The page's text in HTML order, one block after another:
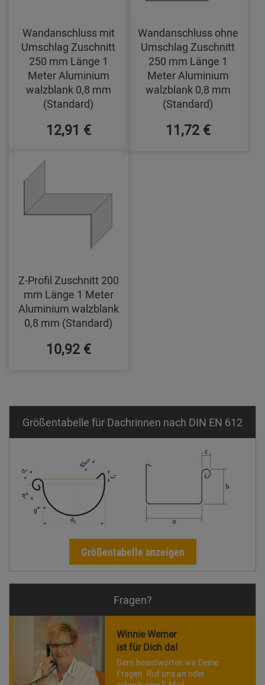
Wandanschluss mit
Umschlag Zuschnitt
250 mm Länge 1
Meter Aluminium
walzblank 0,8 mm
(Standard)
12,91 €
Wandanschluss ohne
Umschlag Zuschnitt
250 mm Länge 1
Meter Aluminium
walzblank 0,8 mm
(Standard)
11,72 €
Z-Profil Zuschnitt 200
mm Länge 1 Meter
Aluminium walzblank
0,8 mm (Standard)
10,92 €
Größentabelle für Dachrinnen nach DIN EN 612
Größentabelle anzeigen
Fragen?
Winnie Werner
ist für Dich da!
Gern beantworten wir Deine
Fragen. Ruf uns an oder